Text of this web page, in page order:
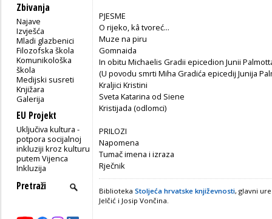
Zbivanja
Najave
Izvješća
Mladi glazbenici
Filozofska škola
Komunikološka
škola
Medijski susreti
Knjižara
Galerija
EU Projekt
Uključiva kultura -
potpora socijalnoj
inkluziji kroz kulturu
putem Vijenca
Inkluzija
PJESME
O rijeko, kâ tvoreć...
Muze na piru
Gomnaida
In obitu Michaelis Gradii epicedion Junii
(U povodu smrti Miha Gradića epicedij Junija
Kraljici Kristini
Sveta Katarina od Siene
Kristijada (odlomci)
PRILOZI
Napomena
Tumač imena i izraza
Rječnik
Biblioteka Stoljeća hrvatske književnosti, glavni
Jelčić i Josip Vončina.